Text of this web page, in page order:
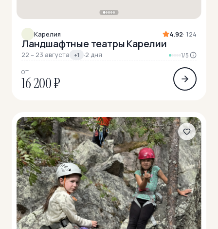
Карелия 4.92· 124
Ландшафтные театры Карелии
22 – 23 августа +1 ·2 дня 1/5
ОТ
16 200 ₽